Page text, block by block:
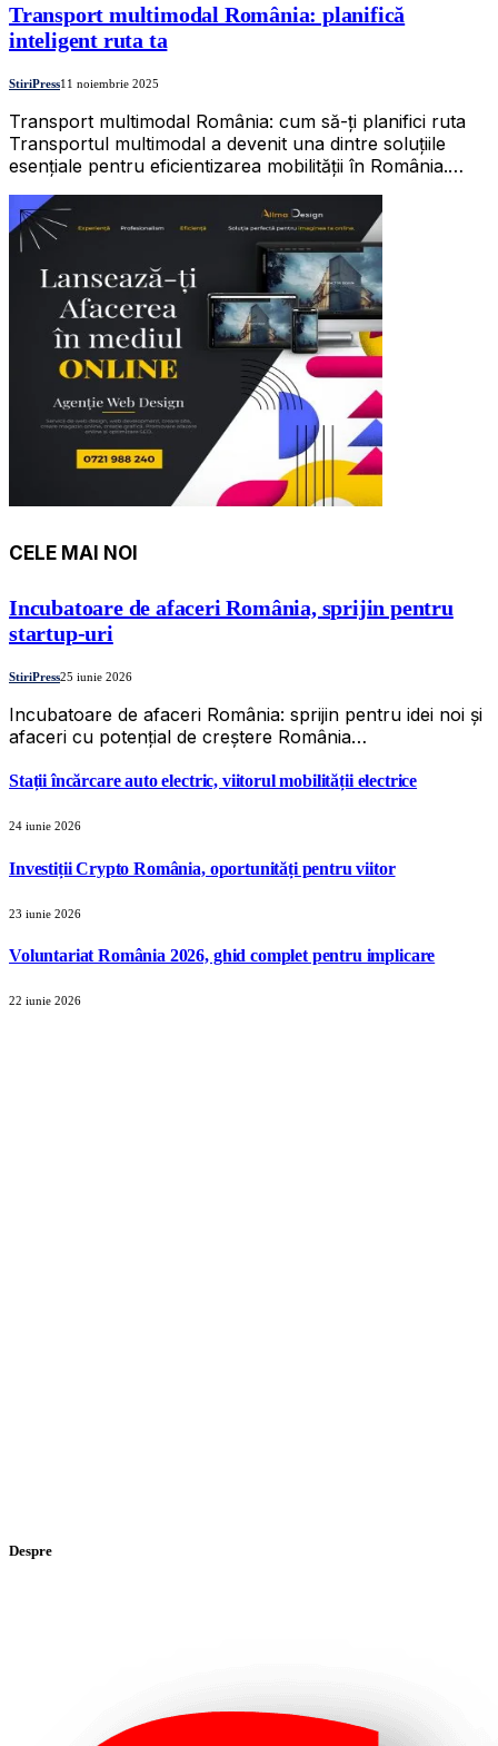
Transport multimodal România: planifică
inteligent ruta ta
StiriPress11 noiembrie 2025
Transport multimodal România: cum să-ți planifici ruta
Transportul multimodal a devenit una dintre soluțiile
esențiale pentru eficientizarea mobilității în România.…
CELE MAI NOI
Incubatoare de afaceri România, sprijin pentru
startup-uri
StiriPress25 iunie 2026
Incubatoare de afaceri România: sprijin pentru idei noi și
afaceri cu potențial de creștere România…
Stații încărcare auto electric, viitorul mobilității electrice
24 iunie 2026
Investiții Crypto România, oportunități pentru viitor
23 iunie 2026
Voluntariat România 2026, ghid complet pentru implicare
22 iunie 2026
Despre